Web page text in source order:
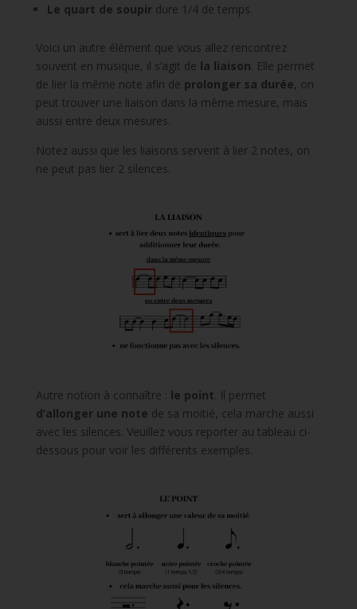
Le quart de soupirdure 1/4 de temps.
Voici un autre élément que vous allez rencontrez
souvent en musique, il s’agit de la liaison . Elle permet
de lier la même note afin de prolonger sa durée, on
peut trouver une liaison dans la même mesure, mais
aussi entre deux mesures.
Notez aussi que les liaisons servent à lier 2 notes, on
ne peut pas lier 2 silences.
Autre notion à connaître : le point. Il permet
d’allonger une note de sa moitié, cela marche aussi
avec les silences. Veuillez vous reporter au tableau ci-
dessous pour voir les différents exemples.